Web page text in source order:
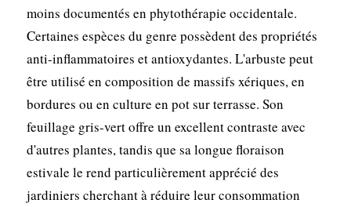
moins documentés en phytothérapie occidentale.
Certaines espèces du genre possèdent des propriétés
anti-inflammatoires et antioxydantes. L'arbuste peut
être utilisé en composition de massifs xériques, en
bordures ou en culture en pot sur terrasse. Son
feuillage gris-vert offre un excellent contraste avec
d'autres plantes, tandis que sa longue floraison
estivale le rend particulièrement apprécié des
jardiniers cherchant à réduire leur consommation